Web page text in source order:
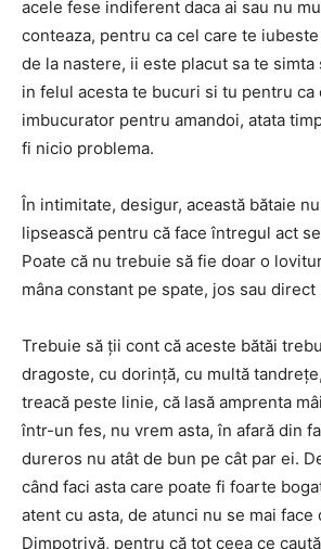
acele fese indiferent daca ai sau nu
conteaza, pentru ca cel care te
de la nastere, ii este placut sa te simta
in felul acesta te bucuri si tu pentru ca
imbucurator pentru amandoi, atata
fi nicio problema.
În intimitate, desigur, această bătaie
lipsească pentru că face întregul act
Poate că nu trebuie să fie doar o
mâna constant pe spate, jos sau
Trebuie să ții cont că aceste bătăi
dragoste, cu dorință, cu multă
treacă peste linie, că lasă amprenta
într-un fes, nu vrem asta, în afară din
dureros nu atât de bun pe cât par ei.
când faci asta care poate fi foarte
atent cu asta, de atunci nu se mai face
Dimpotrivă, pentru că tot ceea ce